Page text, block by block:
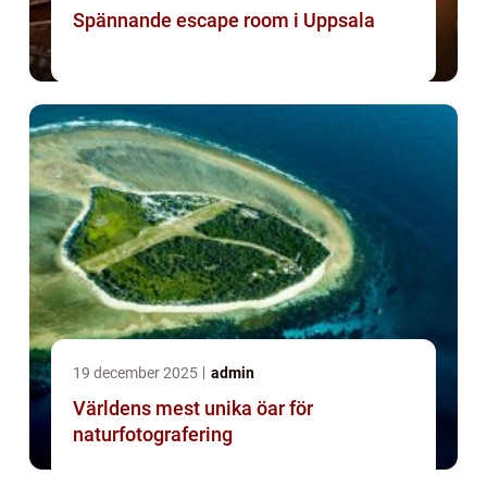
Spännande escape room i Uppsala
19 december 2025 admin
Världens mest unika öar för
naturfotografering